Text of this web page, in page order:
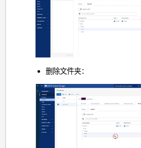
删除文件夹：